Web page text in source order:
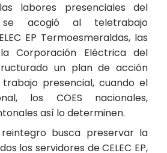
labores presenciales del
acogió al teletrabajo
EP Termoesmeraldas, las
Corporación Eléctrica del
un plan de acción
presencial, cuando el
los COES nacionales,
así lo determinen.
busca preservar la
los servidores de CELEC EP,